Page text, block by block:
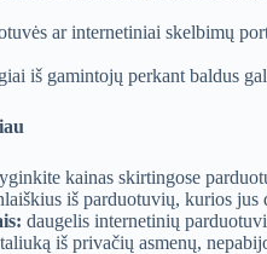
ar internetiniai skelbimų
iš gamintojų perkant baldus
kainas skirtingose
iš parduotuvių, kurios
daugelis internetinių
iš privačių asmenų,